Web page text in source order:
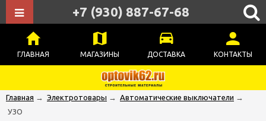
ГЛАВНАЯ МАГАЗИНЫ ДОСТАВКА КОНТАКТЫ
+7 (930) 887-67-68
Главная → Электротовары → Автоматические выключатели →
УЗО